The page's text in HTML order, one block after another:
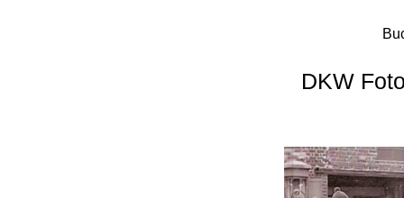
DKW